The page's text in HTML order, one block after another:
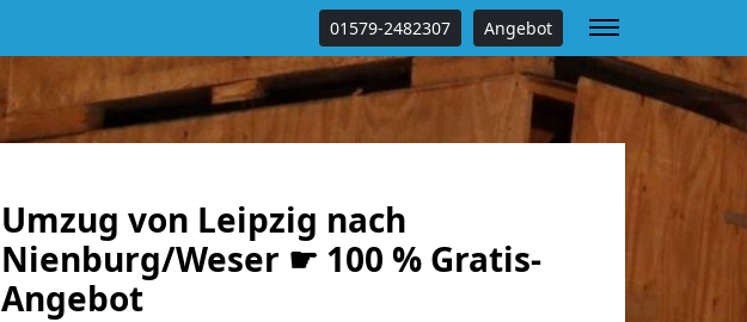
01579-2482307 Angebot
Umzug von Leipzig nach
Nienburg/Weser ☛ 100 % Gratis-
Angebot